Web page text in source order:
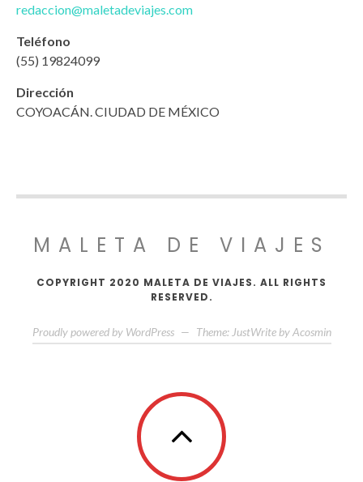
redaccion@maletadeviajes.com
Teléfono
(55) 19824099
Dirección
COYOACÁN. CIUDAD DE MÉXICO
MALETA DE VIAJES
COPYRIGHT 2020 MALETA DE VIAJES. ALL RIGHTS
RESERVED.
Proudly powered by WordPress — Theme: JustWrite by Acosmin